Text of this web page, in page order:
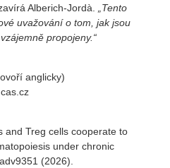
Alberich‑Jordà. „Tento
uvažování o tom, jak jsou
propojeny.“
anglicky)
and Treg cells cooperate to
under chronic
(2026).